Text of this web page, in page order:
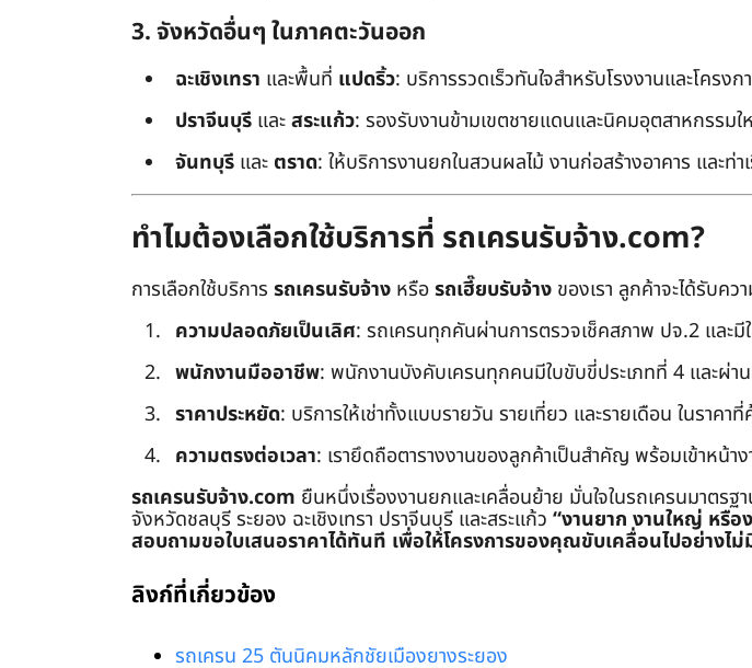
3. จังหวัดอื่นๆ ในภาคตะวันออก
ฉะเชิงเทรา และพื้นที่ แปดริ้ว: บริการรวดเร็วทันใจสำหรับโรงงานและโครงก
ปราจีนบุรี และสระแก้ว: รองรับงานข้ามเขตชายแดนและนิคมอุตสาหกรรมใ
จันทบุรี และ ตราด: ให้บริการงานยกในสวนผลไม้ งานก่อสร้างอาคาร และท่า
ทำไมต้องเลือกใช้บริการที่ รถเครนรับจ้าง.com?
การเลือกใช้บริการ รถเครนรับจ้าง หรือรถเฮี๊ยบรับจ้าง ของเรา ลูกค้าจะได้รับคว
ความปลอดภัยเป็นเลิศ: รถเครนทุกคันผ่านการตรวจเช็คสภาพ ปจ.2 และ
พนักงานมืออาชีพ: พนักงานบังคับเครนทุกคนมีใบขับขี่ประเภทที่ 4 และ
ราคาประหยัด: บริการให้เช่าทั้งแบบรายวัน รายเที่ยว และรายเดือน ในราคา
ความตรงต่อเวลา: เรายึดถือตารางงานของลูกค้าเป็นสำคัญ พร้อมเข้าหน้า
รถเครนรับจ้าง.com ยืนหนึ่งเรื่องงานยกและเคลื่อนย้าย มั่นใจในรถเครนมาต
จังหวัดชลบุรี ระยอง ฉะเชิงเทรา ปราจีนบุรี และสระแก้ว “งานยาก งานใหญ่ หรือ
สอบถามขอใบเสนอราคาได้ทันที เพื่อให้โครงการของคุณขับเคลื่อนไปอย่างไม่
ลิงก์ที่เกี่ยวข้อง
รถเครน 25 ตันนิคมหลักชัยเมืองยางระยอง